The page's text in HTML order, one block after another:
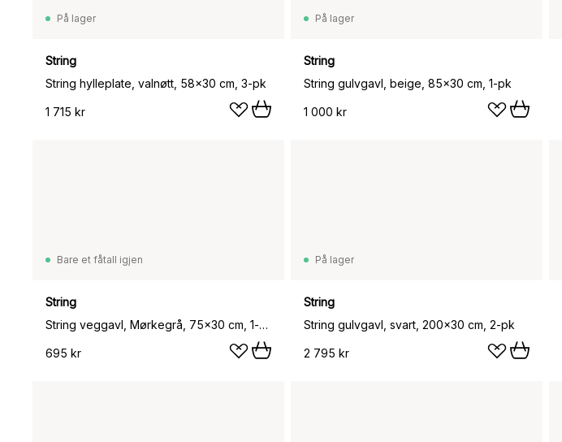
På lager
String
String hylleplate, valnøtt, 58x30 cm, 3-pk
1 715 kr
På lager
String
String gulvgavl, beige, 85x30 cm, 1-pk
1 000 kr
Bare et fåtall igjen
String
String veggavl, Mørkegrå, 75x30 cm, 1-pakning
695 kr
På lager
String
String gulvgavl, svart, 200x30 cm, 2-pk
2 795 kr